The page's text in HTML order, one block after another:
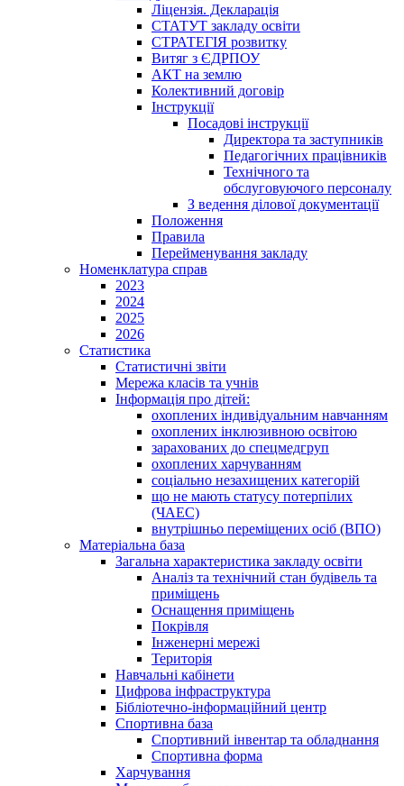
Ліцензія. Декларація
СТАТУТ закладу освіти
СТРАТЕГІЯ розвитку
Витяг з ЄДРПОУ
АКТ на землю
Колективний договір
Інструкції
Посадові інструкції
Директора та заступників
Педагогічних працівників
Технічного та
обслуговуючого персоналу
З ведення ділової документації
Положення
Правила
Перейменування закладу
Номенклатура справ
2023
2024
2025
2026
Статистика
Статистичні звіти
Мережа класів та учнів
Інформація про дітей:
охоплених індивідуальним навчанням
охоплених інклюзивною освітою
зарахованих до спецмедгруп
охоплених харчуванням
соціально незахищених категорій
що не мають статусу потерпілих
(ЧАЕС)
внутрішньо переміщених осіб (ВПО)
Матеріальна база
Загальна характеристика закладу освіти
Аналіз та технічний стан будівель та
приміщень
Оснащення приміщень
Покрівля
Інженерні мережі
Територія
Навчальні кабінети
Цифрова інфраструктура
Бібліотечно-інформаційний центр
Спортивна база
Спортивний інвентар та обладнання
Спортивна форма
Харчування